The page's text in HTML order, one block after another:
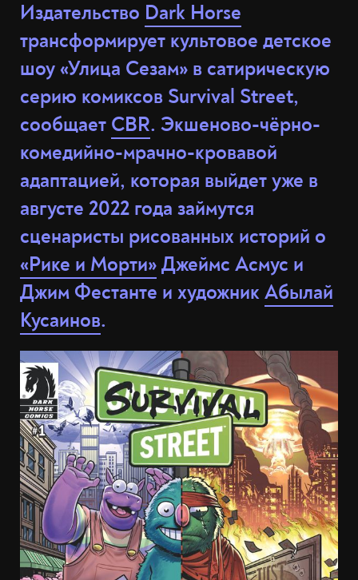
Издательство Dark Horse
трансформирует культовое детское
шоу «Улица Сезам» в сатирическую
серию комиксов Survival Street,
сообщает CBR. Экшеново-чёрно-
комедийно-мрачно-кровавой
адаптацией, которая выйдет уже в
августе 2022 года займутся
сценаристы рисованных историй о
«Рике и Морти»Джеймс Асмус и
Джим Фестанте и художникАбылай
Кусаинов.